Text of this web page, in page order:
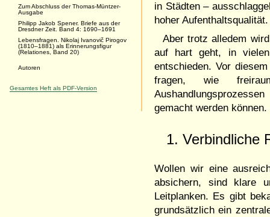
in Städten –
hoher
Aber trotz alledem
auf hart geht, in
entschieden. Vor
fragen, wie
gemacht werden
1. Verbindliche
Wollen wir eine
absichern, sind klare
Leitplanken. Es gibt
grundsätzlich ein
Zum Abschluss der Thomas-Müntzer-
Ausgabe
Philipp Jakob Spener. Briefe aus der
Dresdner Zeit. Band 4: 1690–1691
Lebensfragen. Nikolaj Ivanovič Pirogov
(1810–1881) als Erinnerungsfigur
(Relationes, Band 20)
Autoren
Gesamtes Heft als PDF-Version